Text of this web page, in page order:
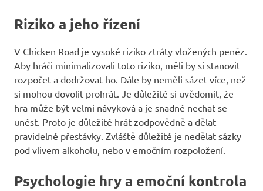
Riziko a jeho řízení
V Chicken Road je vysoké riziko ztráty vložených peněz.
Aby hráči minimalizovali toto riziko, měli by si stanovit
rozpočet a dodržovat ho. Dále by neměli sázet více, než
si mohou dovolit prohrát. Je důležité si uvědomit, že
hra může být velmi návyková a je snadné nechat se
unést. Proto je důležité hrát zodpovědně a dělat
pravidelné přestávky. Zvláště důležité je nedělat sázky
pod vlivem alkoholu, nebo v emočním rozpoložení.
Psychologie hry a emoční kontrola